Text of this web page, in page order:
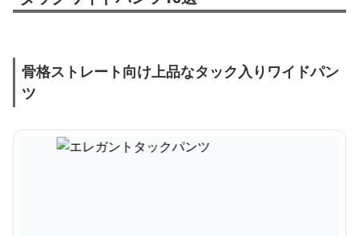
骨格ストレート向け上品なタック入りワイドパン
ツ